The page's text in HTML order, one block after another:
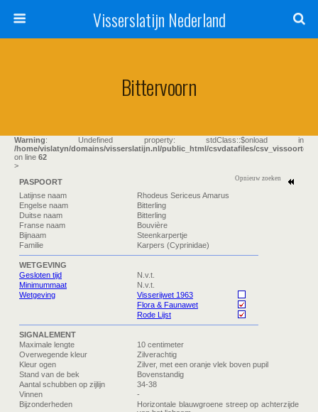
Visserslatijn Nederland
Bittervoorn